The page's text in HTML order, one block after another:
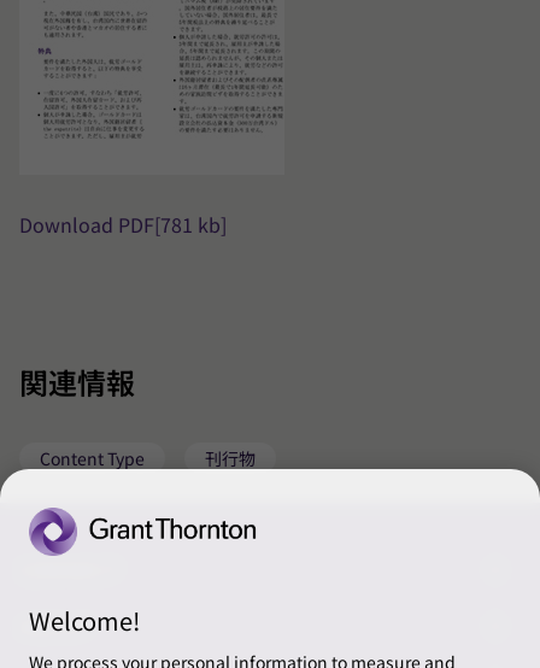
Download PDF[781 kb]
関連情報
Content Type 刊行物
ご相談・お問い合わせ
ABOUT
Welcome!
We process your personal information to measure and